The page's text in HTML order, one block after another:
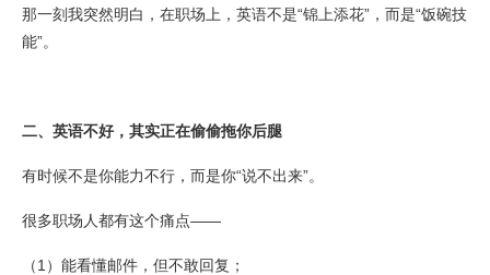
那一刻我突然明白，在职场上，英语不是“锦上添花”，而是“饭碗技
能”。
二、英语不好，其实正在偷偷拖你后腿
有时候不是你能力不行，而是你“说不出来”。
很多职场人都有这个痛点——
（1）能看懂邮件，但不敢回复；